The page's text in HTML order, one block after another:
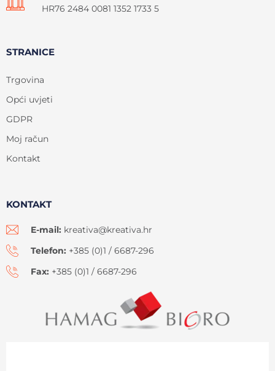
HR76 2484 0081 1352 1733 5
STRANICE
Trgovina
Opći uvjeti
GDPR
Moj račun
Kontakt
KONTAKT
E-mail: kreativa@kreativa.hr
Telefon: +385 (0)1 / 6687-296
Fax: +385 (0)1 / 6687-296